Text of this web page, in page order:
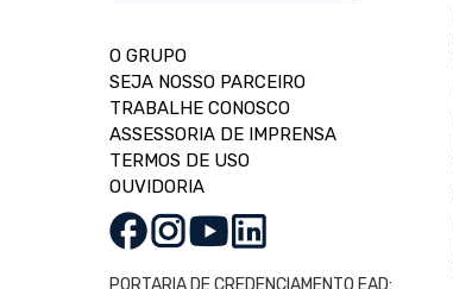
O GRUPO
SEJA NOSSO PARCEIRO
TRABALHE CONOSCO
ASSESSORIA DE IMPRENSA
TERMOS DE USO
OUVIDORIA
PORTARIA DE CREDENCIAMENTO EAD: